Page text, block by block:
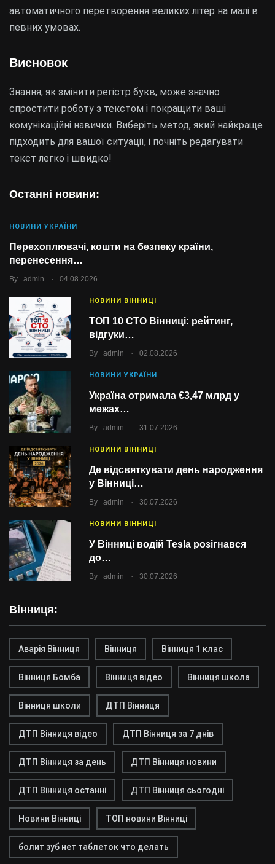
Останні новини:
НОВИНИ УКРАЇНИ
Перехоплювачі, кошти на безпеку країни,
перенесення…
By admin . 04.08.2026
НОВИНИ ВІННИЦІ
ТОП 10 СТО Вінниці: рейтинг,
відгуки…
By admin . 02.08.2026
НОВИНИ УКРАЇНИ
Україна отримала €3,47 млрд у
межах…
By admin . 31.07.2026
НОВИНИ ВІННИЦІ
Де відсвяткувати день народження
у Вінниці…
By admin . 30.07.2026
НОВИНИ ВІННИЦІ
У Вінниці водій Tesla розігнався
до…
By admin . 30.07.2026
Вінниця:
Аварія Вінниця Вінниця Вінниця 1 клас
Вінниця Бомба Вінниця відео Вінниця школа
Вінниця школи ДТП Вінниця
ДТП Вінниця відео ДТП Вінниця за 7 днів
ДТП Вінниця за день ДТП Вінниця новини
ДТП Вінниця останні ДТП Вінниця сьогодні
Новини Вінниці ТОП новини Вінниці
болит зуб нет таблеток что делать
автоматичного перетворення великих літер на малі в
певних умовах.
Висновок
Знання, як змінити регістр букв, може значно
спростити роботу з текстом і покращити ваші
комунікаційні навички. Виберіть метод, який найкраще
підходить для вашої ситуації, і почніть редагувати
текст легко і швидко!